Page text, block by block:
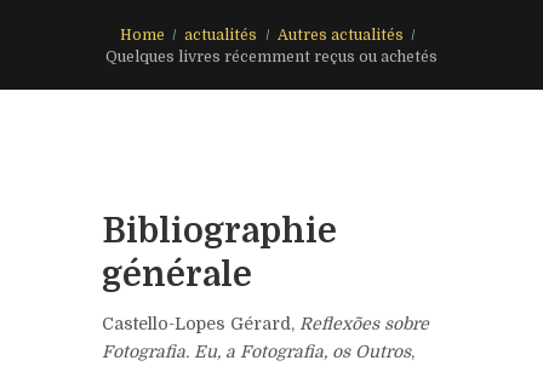
Home actualités
Autres actualités
Quelques livres récemment reçus ou achetés
Bibliographie
générale
Castello-Lopes Gérard, Reflexões sobre
Fotografia. Eu, a Fotografia, os Outros,